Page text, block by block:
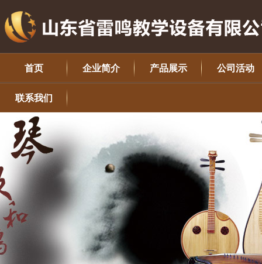
首页 企业简介 产品展示 公司活动
联系我们